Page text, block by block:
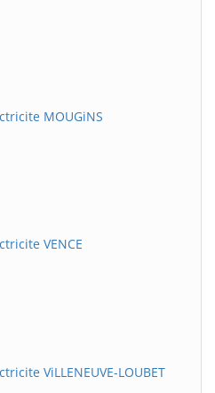
MOUGiNS
VENCE
ViLLENEUVE-LOUBET